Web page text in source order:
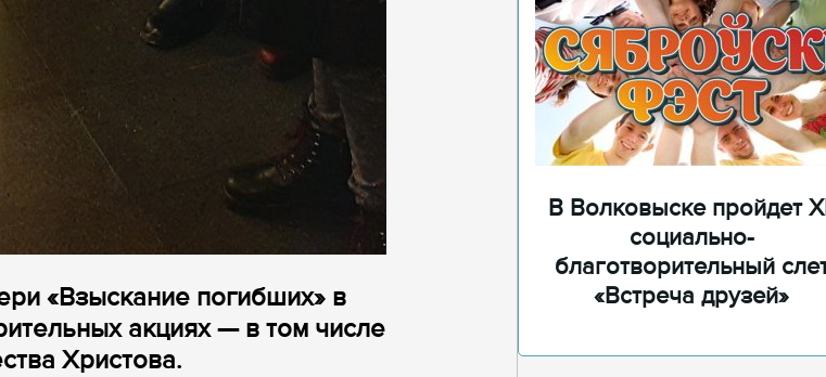
«Взыскание погибших» в
акциях — в том числе
Христова.
В Волковыске пройдет
социально-
благотворительный
«Встреча друзей»